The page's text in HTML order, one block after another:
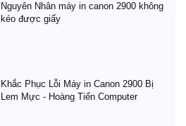
Nguyên Nhân máy in canon 2900 không
kéo được giấy
Khắc Phục Lỗi Máy in Canon 2900 Bị
Lem Mực - Hoàng Tiến Computer